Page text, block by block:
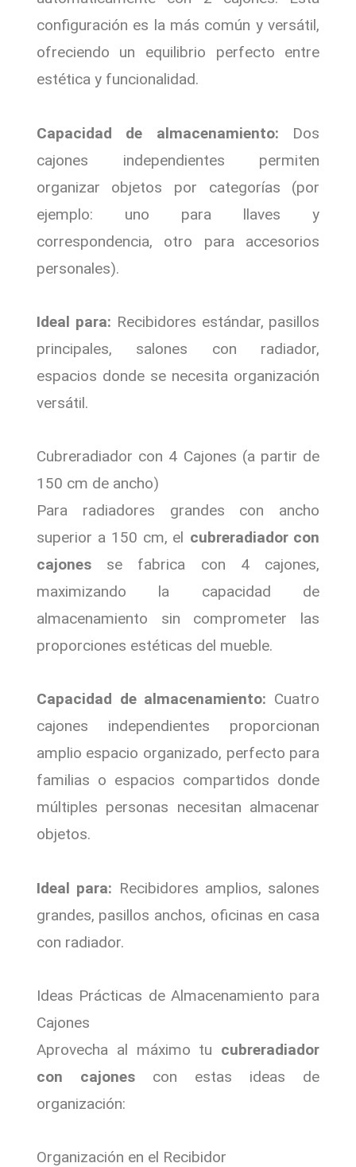
configuración es la más común y versátil,
ofreciendo un equilibrio perfecto entre
estética y funcionalidad.
Capacidad de almacenamiento: Dos
cajones independientes permiten
organizar objetos por categorías (por
ejemplo: uno para llaves y
correspondencia, otro para accesorios
personales).
Ideal para: Recibidores estándar, pasillos
principales, salones con radiador,
espacios donde se necesita organización
versátil.
Cubreradiador con 4 Cajones (a partir de
150 cm de ancho)
Para radiadores grandes con ancho
superior a 150 cm, el cubreradiador con
cajonesse fabrica con 4 cajones,
maximizando la capacidad de
almacenamiento sin comprometer las
proporciones estéticas del mueble.
Capacidad de almacenamiento: Cuatro
cajones independientes proporcionan
amplio espacio organizado, perfecto para
familias o espacios compartidos donde
múltiples personas necesitan almacenar
objetos.
Ideal para: Recibidores amplios, salones
grandes, pasillos anchos, oficinas en casa
con radiador.
Ideas Prácticas de Almacenamiento para
Cajones
Aprovecha al máximo tu cubreradiador
con cajonescon estas ideas de
organización:
Organización en el Recibidor